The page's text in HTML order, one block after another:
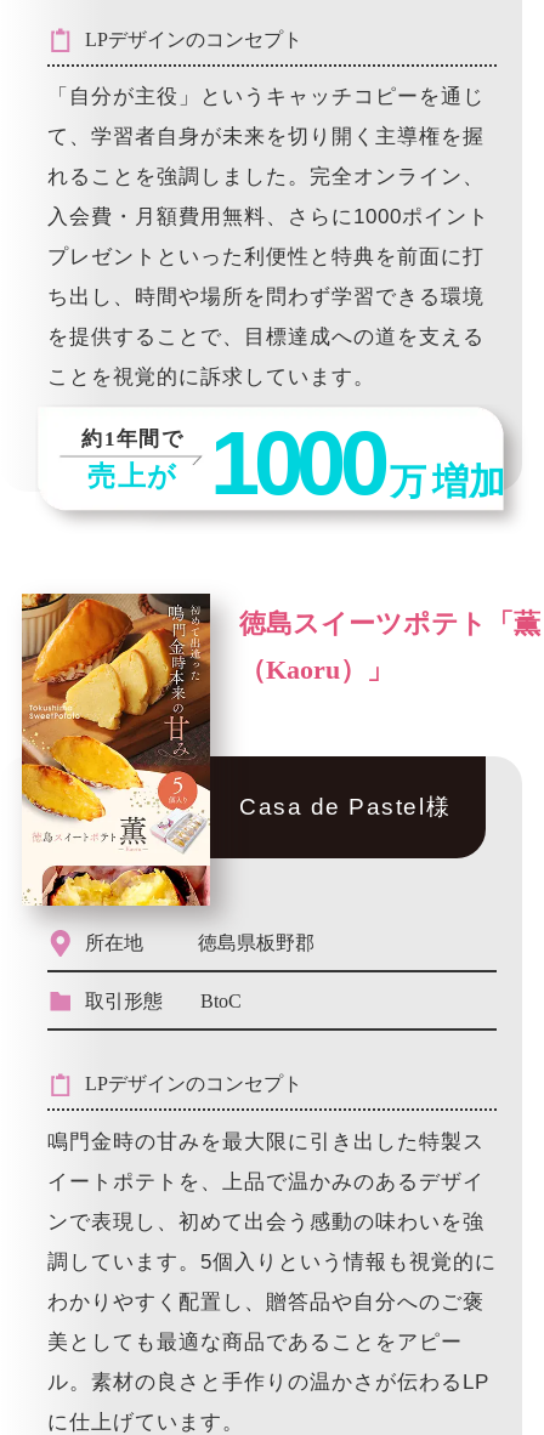
LPデザインのコンセプト
「自分が主役」というキャッチコピーを通じ
て、学習者自身が未来を切り開く主導権を握
れることを強調しました。完全オンライン、
入会費・月額費用無料、さらに1000ポイント
プレゼントといった利便性と特典を前面に打
ち出し、時間や場所を問わず学習できる環境
を提供することで、目標達成への道を支える
ことを視覚的に訴求しています。
約1年間で
売上が 1000万増加
徳島スイーツポテト「薫
（Kaoru）」
Casa de Pastel様
所在地 徳島県板野郡
取引形態 BtoC
LPデザインのコンセプト
鳴門金時の甘みを最大限に引き出した特製ス
イートポテトを、上品で温かみのあるデザイ
ンで表現し、初めて出会う感動の味わいを強
調しています。5個入りという情報も視覚的に
わかりやすく配置し、贈答品や自分へのご褒
美としても最適な商品であることをアピー
ル。素材の良さと手作りの温かさが伝わるLP
に仕上げています。